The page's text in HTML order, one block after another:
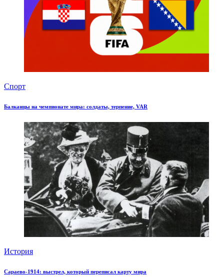
Спорт
Балканцы на чемпионате мира: солдаты, терпение, VAR
История
Сараево-1914: выстрел, который переписал карту мира